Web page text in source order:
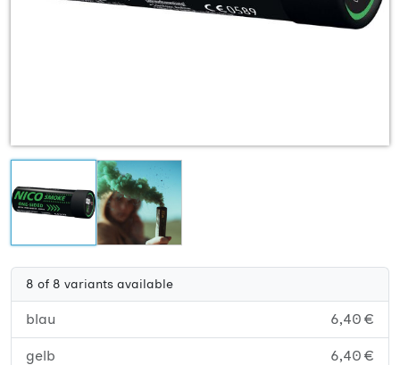
8 of 8 variants available
blau 6,40 €
gelb 6,40 €